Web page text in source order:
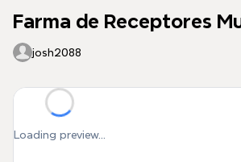
Farma de Receptores
josh2088
Loading preview...